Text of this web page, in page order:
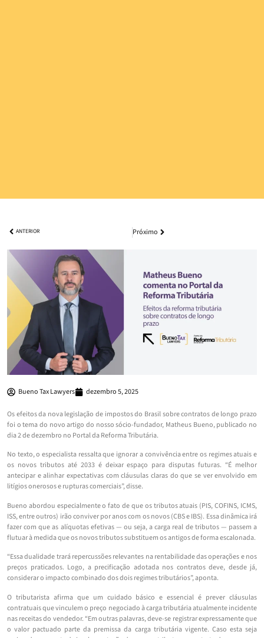
ANTERIOR Próximo
Bueno Tax Lawyers dezembro 5, 2025
Os efeitos da nova legislação de impostos do Brasil sobre contratos de longo prazo
foi o tema do novo artigo do nosso sócio-fundador, Matheus Bueno, publicado no
dia 2 de dezembro no Portal da Reforma Tributária.
No texto, o especialista ressalta que ignorar a convivência entre os regimes atuais e
os novos tributos até 2033 é deixar espaço para disputas futuras. “É melhor
antecipar e alinhar expectativas com cláusulas claras do que se ver envolvido em
litígios onerosos e rupturas comerciais”, disse.
Bueno abordou especialmente o fato de que os tributos atuais (PIS, COFINS, ICMS,
ISS, entre outros) irão conviver por anos com os novos (CBS e IBS). Essa dinâmica irá
fazer com que as alíquotas efetivas — ou seja, a carga real de tributos — passem a
flutuar à medida que os novos tributos substituem os antigos de forma escalonada.
“Essa dualidade trará repercussões relevantes na rentabilidade das operações e nos
preços praticados. Logo, a precificação adotada nos contratos deve, desde já,
considerar o impacto combinado dos dois regimes tributários”, aponta.
O tributarista afirma que um cuidado básico e essencial é prever cláusulas
contratuais que vinculem o preço negociado à carga tributária atualmente incidente
nas receitas do vendedor. “Em outras palavras, deve-se registrar expressamente que
o valor pactuado parte da premissa da carga tributária vigente. Caso esta seja